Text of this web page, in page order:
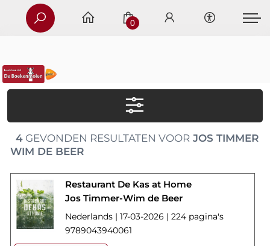
0
4GEVONDEN RESULTATEN VOORJOS TIMMER
WIM DE BEER
Restaurant De Kas at Home
Jos Timmer-Wim de Beer
Nederlands | 17-03-2026 | 224 pagina's
9789043940061